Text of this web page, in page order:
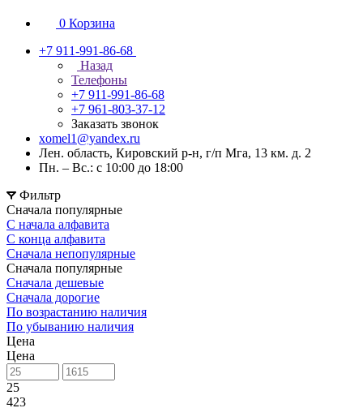
0 Корзина
+7 911-991-86-68
Назад
Телефоны
+7 911-991-86-68
+7 961-803-37-12
Заказать звонок
xomel1@yandex.ru
Лен. область, Кировский р-н, г/п Мга, 13 км. д. 2
Пн. – Вс.: с 10:00 до 18:00
Фильтр
Сначала популярные
С начала алфавита
С конца алфавита
Сначала непопулярные
Сначала популярные
Сначала дешевые
Сначала дорогие
По возрастанию наличия
По убыванию наличия
Цена
Цена
25
423